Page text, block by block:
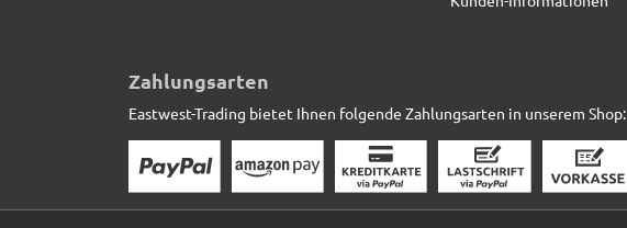
Zahlungsarten
Eastwest-Trading bietet Ihnen folgende Zahlungsarten in unserem Shop: